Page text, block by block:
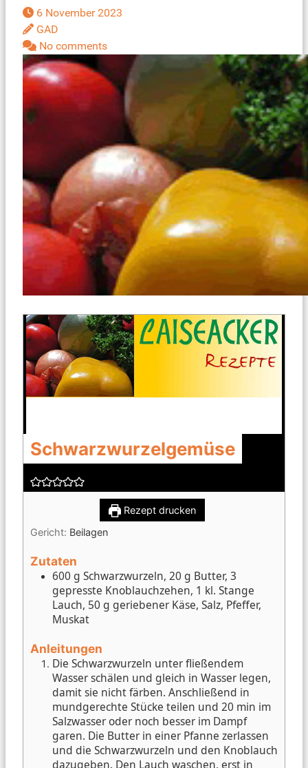
6 November 2023
GAD
No comments
Schwarzwurzelgemüse
Rezept drucken
Gericht: Beilagen
Zutaten
600 g Schwarzwurzeln, 20 g Butter, 3
gepresste Knoblauchzehen, 1 kl. Stange
Lauch, 50 g geriebener Käse, Salz, Pfeffer,
Muskat
Anleitungen
Die Schwarzwurzeln unter fließendem
Wasser schälen und gleich in Wasser legen,
damit sie nicht färben. Anschließend in
mundgerechte Stücke teilen und 20 min im
Salzwasser oder noch besser im Dampf
garen. Die Butter in einer Pfanne zerlassen
und die Schwarzwurzeln und den Knoblauch
dazugeben. Den Lauch waschen, erst in